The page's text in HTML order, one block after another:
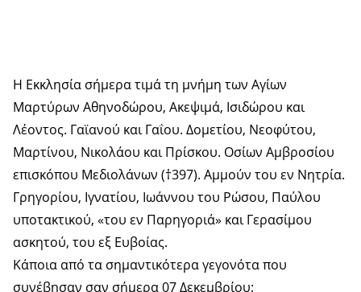
Η Εκκλησία σήμερα τιμά τη μνήμη των Αγίων
Μαρτύρων Αθηνοδώρου, Ακεψιμά, Ισιδώρου και
Λέοντος. Γαϊανού και Γαΐου. Δομετίου, Νεοφύτου,
Μαρτίνου, Νικολάου και Πρίσκου. Οσίων Αμβροσίου
επισκόπου Μεδιολάνων (†397). Αμμούν του εν Νητρία.
Γρηγορίου, Ιγνατίου, Ιωάννου του Ρώσου, Παύλου
υποτακτικού, «του εν Παρηγοριά» και Γερασίμου
ασκητού, του εξ Ευβοίας.
Κάποια από τα σημαντικότερα γεγονότα που
συνέβησαν σαν σήμερα 07 Δεκεμβρίου: